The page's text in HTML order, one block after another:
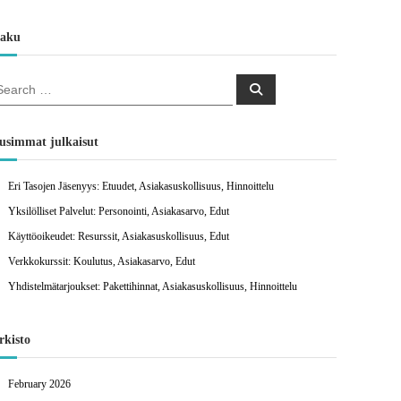
S
julkaisut
Eri Tasojen Jäsenyys: Etuudet, Asiakasuskollisuus, Hinnoittelu
Yksilölliset Palvelut: Personointi, Asiakasarvo, Edut
Käyttöoikeudet: Resurssit, Asiakasuskollisuus, Edut
Verkkokurssit: Koulutus, Asiakasarvo, Edut
Yhdistelmätarjoukset: Pakettihinnat, Asiakasuskollisuus, Hinnoittelu
February 2026